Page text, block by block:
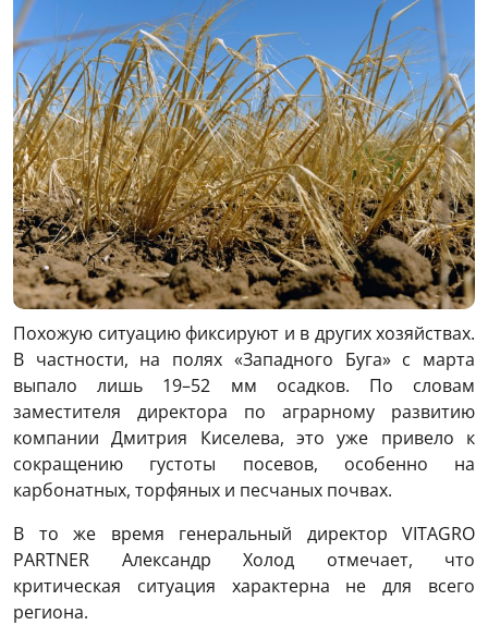
Похожую ситуацию фиксируют и в других хозяйствах.
В частности, на полях «Западного Буга» с марта
выпало лишь 19–52 мм осадков. По словам
заместителя директора по аграрному развитию
компании Дмитрия Киселева, это уже привело к
сокращению густоты посевов, особенно на
карбонатных, торфяных и песчаных почвах.
В то же время генеральный директор VITAGRO
PARTNER Александр Холод отмечает, что
критическая ситуация характерна не для всего
региона.